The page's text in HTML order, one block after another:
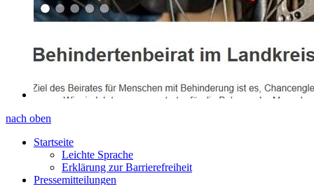
nach oben
Startseite
Leichte Sprache
Erklärung zur Barrierefreiheit
Pressemitteilungen